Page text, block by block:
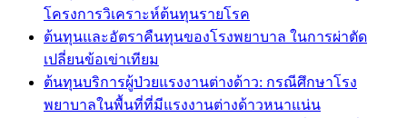
โครงการวิเคราะห์ต้นทุนรายโรค
ต้นทุนและอัตราคืนทุนของโรงพยาบาล ในการผ่าตัด
เปลี่ยนข้อเข่าเทียม
ต้นทุนบริการผู้ป่วยแรงงานต่างด้าว: กรณีศึกษาโรง
พยาบาลในพื้นที่ที่มีแรงงานต่างด้าวหนาแน่น